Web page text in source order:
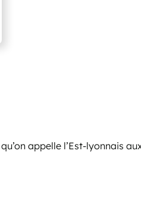
appelle l’Est-lyonnais